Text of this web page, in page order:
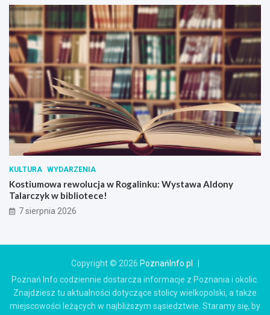
KULTURA WYDARZENIA
Kostiumowa rewolucja w Rogalinku: Wystawa Aldony
Talarczyk w bibliotece!
7 sierpnia 2026
Copyright © 2026 PoznańInfo.pl
Poznań Info codziennie dostarcza informacje z Poznania i okolic.
Znajdziesz tu aktualności dotyczące stolicy wielkopolski, a także
miejscowości leżących w najbliższym sąsiedztwie. Staramy się, by